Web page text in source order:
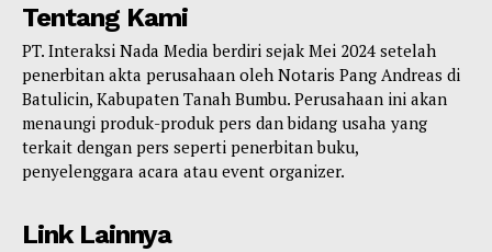
Tentang Kami
PT. Interaksi Nada Media berdiri sejak Mei 2024 setelah
penerbitan akta perusahaan oleh Notaris Pang Andreas di
Batulicin, Kabupaten Tanah Bumbu. Perusahaan ini akan
menaungi produk-produk pers dan bidang usaha yang
terkait dengan pers seperti penerbitan buku,
penyelenggara acara atau event organizer.
Link Lainnya